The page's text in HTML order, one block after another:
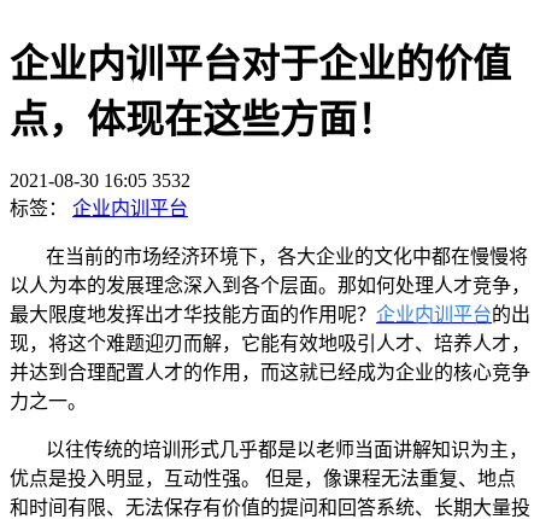
企业内训平台对于企业的价值
点，体现在这些方面！
2021-08-30 16:05 3532
标签：
企业内训平台
在当前的市场经济环境下，各大企业的文化中都在慢慢将
以人为本的发展理念深入到 各个层面。 那如何处理人才竞争，
最大限度地发挥出才华技能方面的作用 呢？ 企业内训平台的出
现，将这个难题迎刃而解，它能有效地吸引人才、培养人才，
并达到合理配置人才的作用，而这就已经成为企业的核心竞争
力之一。
以往传统的培训形式几乎都是以老师当面讲解知识为主，
优点是投入明显，互动性强。 但是， 像课程无法重复、地点
和时间有限、无法保存有价值的提问和回答系统、长期大量投